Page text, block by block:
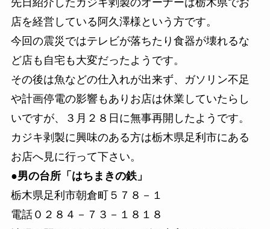
先日紹介したカジキ剥製のオーナーは栃木県でお
店を経営している阿久澤様という方です。
今回の震災ではテレビが落ちたり食器が壊れるな
ど店も自宅も大変だったようです。
その後は魚などの仕入れが出来ず、ガソリン不足
や計画停電の影響もありお店は休業していたらし
いですが、３月２８日に無事再開したようです。
カジキ剥製に興味のある方は栃木県足利市にある
お店へ見に行って下さい。
●男の台所「はちまきの鉄」
栃木県足利市朝倉町５７８－１
電話０２８４－７３－１８１８